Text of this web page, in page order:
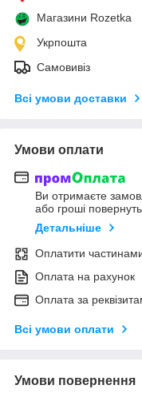
Магазини Rozetka
Укрпошта
Самовивіз
Всі умови доставки
Умови оплати
Ви отримаєте
або гроші
Детальніше
Оплатити
Оплата на рахунок
Оплата за
Всі умови оплати
Умови повернення